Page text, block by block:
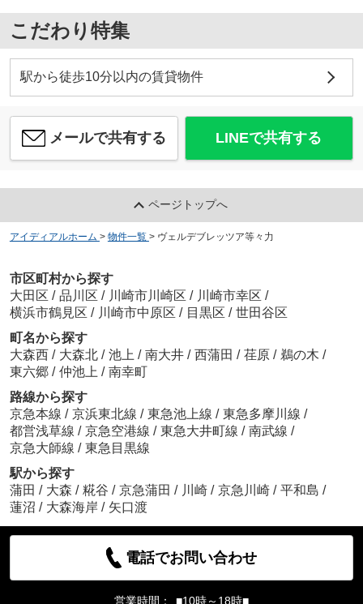
こだわり特集
駅から徒歩10分以内の賃貸物件
メールで共有する LINEで共有する
ページトップへ
アイディアルホーム > 物件一覧 > ヴェルデブレッツア等々力
市区町村から探す
大田区 / 品川区 / 川崎市川崎区 / 川崎市幸区 /
横浜市鶴見区 / 川崎市中原区 / 目黒区 / 世田谷区
町名から探す
大森西 / 大森北 / 池上 / 南大井 / 西蒲田 / 荏原 / 鵜の木 /
東六郷 / 仲池上 / 南幸町
路線から探す
京急本線 / 京浜東北線 / 東急池上線 / 東急多摩川線 /
都営浅草線 / 京急空港線 / 東急大井町線 / 南武線 /
京急大師線 / 東急目黒線
駅から探す
蒲田 / 大森 / 糀谷 / 京急蒲田 / 川崎 / 京急川崎 / 平和島 /
蓮沼 / 大森海岸 / 矢口渡
電話でお問い合わせ
営業時間： ■10時～18時■